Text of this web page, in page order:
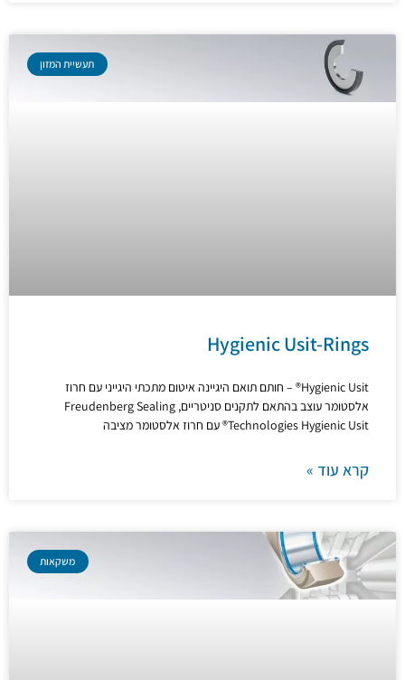
תעשיית המזון
Hygienic Usit-Rings
Hygienic Usit® – חותם תואם היגיינה איטום מתכתי היגייני עם חרוז
אלסטומר עוצב בהתאם לתקנים סניטריים, Freudenberg Sealing
Technologies Hygienic Usit® עם חרוז אלסטומר מציבה
קרא עוד »
משקאות